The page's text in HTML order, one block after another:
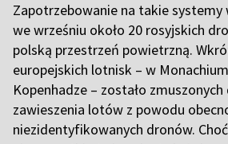
Zapotrzebowanie na takie systemy
we wrześniu około 20 rosyjskich
polską przestrzeń powietrzną.
europejskich lotnisk – w
Kopenhadze – zostało
zawieszenia lotów z powodu
niezidentyfikowanych dronów.